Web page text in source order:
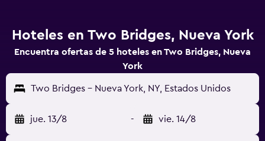
Hoteles en Two Bridges, Nueva York
Encuentra ofertas de 5 hoteles en Two Bridges, Nueva
York
Two Bridges - Nueva York, NY, Estados Unidos
jue. 13/8 - vie. 14/8